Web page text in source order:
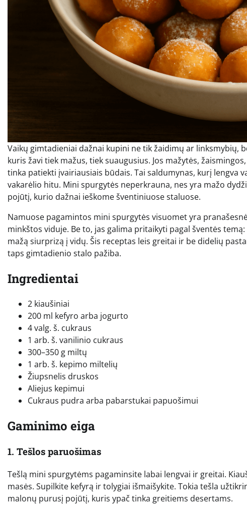
Vaikų gimtadieniai dažnai kupini ne tik žaidimų ar linksmybių,
kuris žavi tiek mažus, tiek suaugusius. Jos mažytės,
tinka patiekti įvairiausiais būdais. Tai saldumynas, kurį lengva
vakarėlio hitu. Mini spurgytės neperkrauna, nes yra mažo
pojūtį, kurio dažnai ieškome šventiniuose staluose.
Namuose pagamintos mini spurgytės visuomet yra
minkštos viduje. Be to, jas galima pritaikyti pagal šventės
mažą siurprizą į vidų. Šis receptas leis greitai ir be didelių
taps gimtadienio stalo pažiba.
Ingredientai
2 kiaušiniai
200 ml kefyro arba jogurto
4 valg. š. cukraus
1 arb. š. vanilinio cukraus
300–350 g miltų
1 arb. š. kepimo miltelių
Žiupsnelis druskos
Aliejus kepimui
Cukraus pudra arba pabarstukai papuošimui
Gaminimo eiga
1. Tešlos paruošimas
Tešlą mini spurgytėms pagaminsite labai lengvai ir greitai.
masės. Supilkite kefyrą ir tolygiai išmaišykite. Tokia tešla
malonų purusį pojūtį, kuris ypač tinka greitiems desertams.